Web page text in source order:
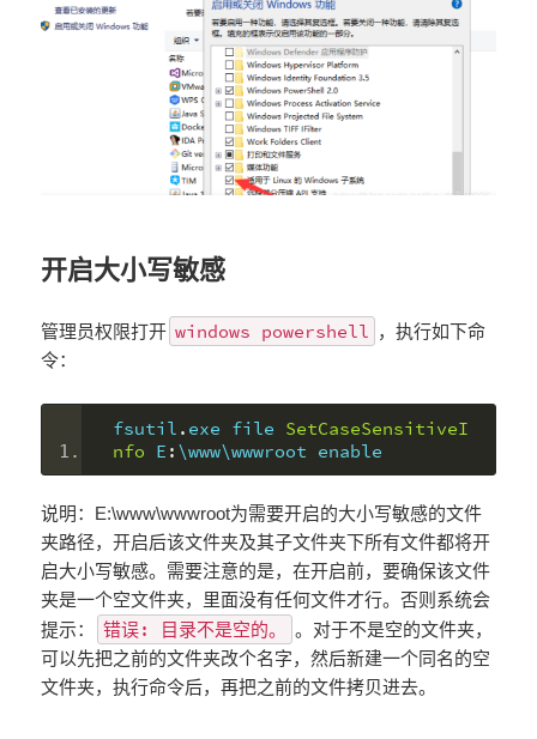
开启大小写敏感
管理员权限打开 windows powershell ，执行如下命
令：
fsutil . exe file SetCaseSensitiveI
nfo E : \www\wwwroot enable
说明：E:\www\wwwroot为需要开启的大小写敏感的文件
夹路径，开启后该文件夹及其子文件夹下所有文件都将开
启大小写敏感。需要注意的是，在开启前，要确保该文件
夹是一个空文件夹，里面没有任何文件才行。否则系统会
提示：
错误: 目录不是空的。
。对于不是空的文件夹，
可以先把之前的文件夹改个名字，然后新建一个同名的空
文件夹，执行命令后，再把之前的文件拷贝进去。